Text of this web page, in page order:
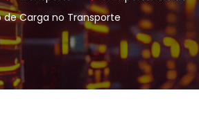
de Carga no Transporte